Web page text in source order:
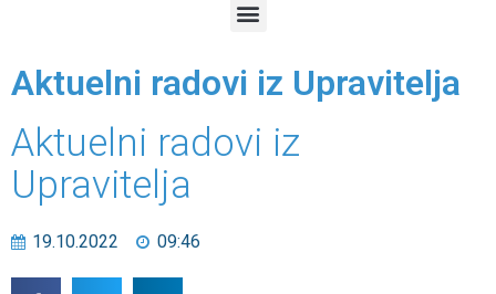
Aktuelni radovi iz Upravitelja
Aktuelni radovi iz
Upravitelja
19.10.2022 09:46